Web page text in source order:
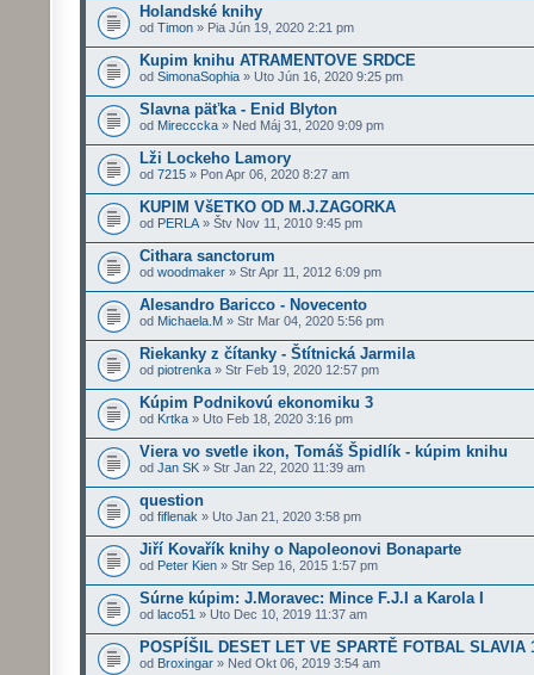
Holandské knihy
od Timon » Pia Jún 19, 2020 2:21 pm
Kupim knihu ATRAMENTOVE SRDCE
od SimonaSophia » Uto Jún 16, 2020 9:25 pm
Slavna päťka - Enid Blyton
od Mirecccka » Ned Máj 31, 2020 9:09 pm
Lži Lockeho Lamory
od 7215 » Pon Apr 06, 2020 8:27 am
KUPIM VšETKO OD M.J.ZAGORKA
od PERLA » Štv Nov 11, 2010 9:45 pm
Cithara sanctorum
od woodmaker » Str Apr 11, 2012 6:09 pm
Alesandro Baricco - Novecento
od Michaela.M » Str Mar 04, 2020 5:56 pm
Riekanky z čítanky - Štítnická Jarmila
od piotrenka » Str Feb 19, 2020 12:57 pm
Kúpim Podnikovú ekonomiku 3
od Krtka » Uto Feb 18, 2020 3:16 pm
Viera vo svetle ikon, Tomáš Špidlík - kúpim knihu
od Jan SK » Str Jan 22, 2020 11:39 am
question
od fiflenak » Uto Jan 21, 2020 3:58 pm
Jiří Kovařík knihy o Napoleonovi Bonaparte
od Peter Kien » Str Sep 16, 2015 1:57 pm
Súrne kúpim: J.Moravec: Mince F.J.I a Karola I
od laco51 » Uto Dec 10, 2019 11:37 am
POSPÍŠIL DESET LET VE SPARTĚ FOTBAL SLAVIA
od Broxingar » Ned Okt 06, 2019 3:54 am